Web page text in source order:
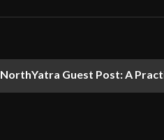
NorthYatra Guest Post: A